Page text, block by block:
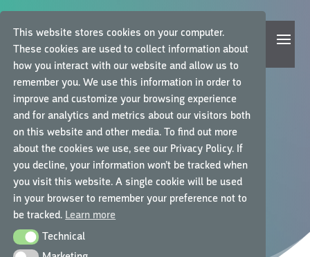
This website stores cookies on your computer.
These cookies are used to collect information about
how you interact with our website and allow us to
remember you. We use this information in order to
improve and customize your browsing experience
and for analytics and metrics about our visitors both
on this website and other media. To find out more
about the cookies we use, see our Privacy Policy. If
you decline, your information won’t be tracked when
you visit this website. A single cookie will be used
in your browser to remember your preference not to
be tracked. Learn more
TechnicalTechnical
PERS & LEZINGEN
IN HET NIEUWS EN OP HET
PODIUM